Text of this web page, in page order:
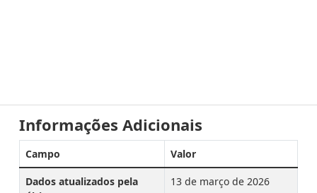
Informações Adicionais
Campo Valor
Dados atualizados pela
13 de março de 2026